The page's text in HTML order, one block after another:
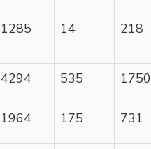
1285 14 218
4294 535
1750
1964 175 731